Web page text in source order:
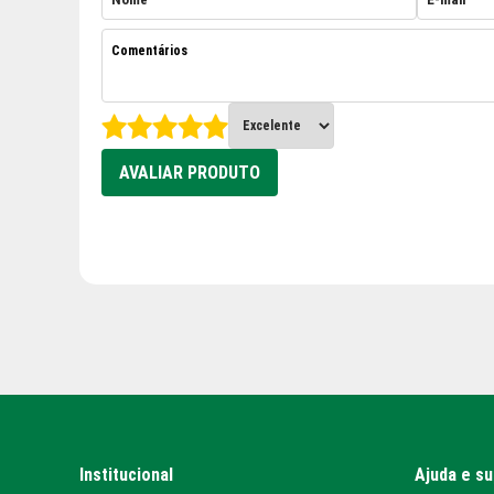
AVALIAR PRODUTO
Institucional Ajuda e